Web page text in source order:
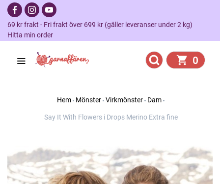
69 kr frakt - Fri frakt över 699 kr (gäller leveranser under 2 kg)
Hitta min order
0
Hem Mönster Virkmönster Dam
Say It With Flowers i Drops Merino Extra fine